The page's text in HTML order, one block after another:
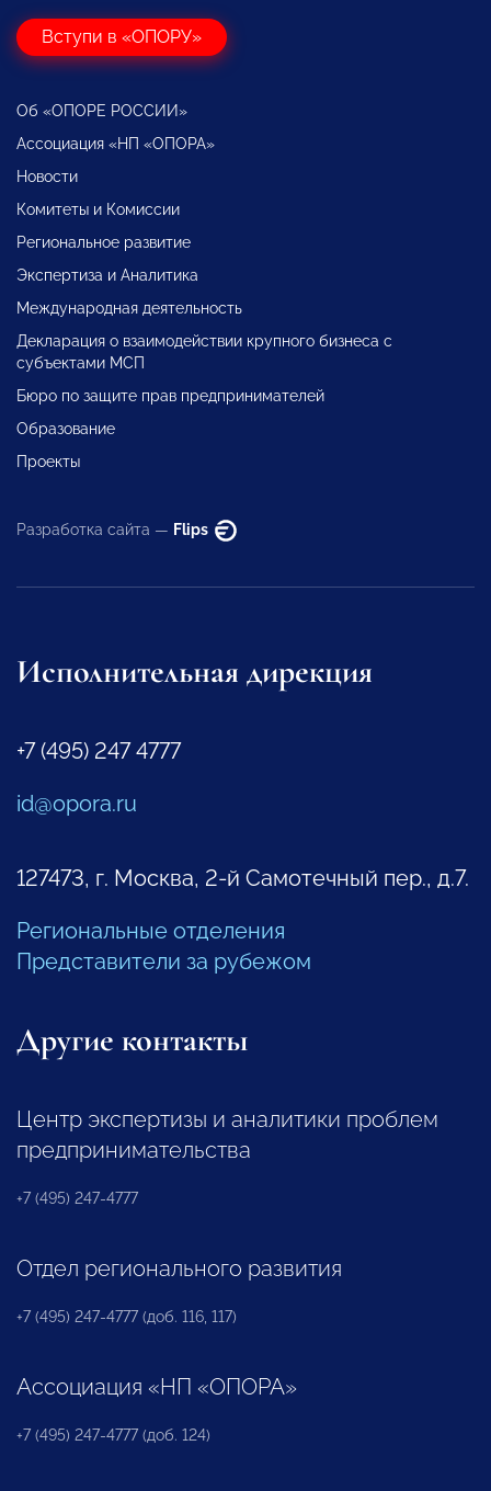
Вступи в «ОПОРУ»
Об «ОПОРЕ РОССИИ»
Ассоциация «НП «ОПОРА»
Новости
Комитеты и Комиссии
Региональное развитие
Экспертиза и Аналитика
Международная деятельность
Декларация о взаимодействии крупного бизнеса с
субъектами МСП
Бюро по защите прав предпринимателей
Образование
Проекты
Разработка сайта — Flips
Исполнительная дирекция
+7 (495) 247 4777
id@opora.ru
127473, г. Москва, 2-й Самотечный пер., д.7.
Региональные отделения
Представители за рубежом
Другие контакты
Центр экспертизы и аналитики проблем
предпринимательства
+7 (495) 247-4777
Отдел регионального развития
+7 (495) 247-4777 (доб. 116, 117)
Ассоциация «НП «ОПОРА»
+7 (495) 247-4777 (доб. 124)